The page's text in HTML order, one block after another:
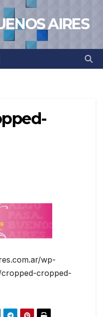
AIRES
wp-
cropped-